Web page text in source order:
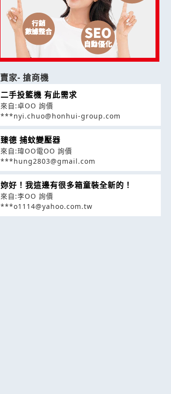
賣家- 搶商機
二手投籃機 有此需求
來自:卓OO 詢價
***nyi.chuo@honhui-group.com
臻德 捕蚊變壓器
來自:瑋OO電OO 詢價
***hung2803@gmail.com
妳好！我這邊有很多箱童裝全新的！
來自:李OO 詢價
***o1114@yahoo.com.tw